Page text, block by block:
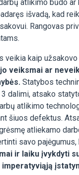
atlikimo būdo
išvadą, kad
Rangovas
veikia kaip
veiksmai ar
Statybos
atsako
atlikimo
šiuos defektus.
atliekamo
savo
ir laiku įvykdyti